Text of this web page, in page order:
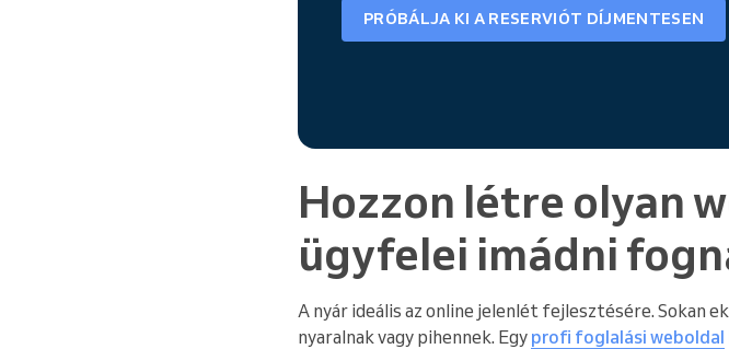
PRÓBÁLJA KI A RESERVIÓT DÍJMENTESEN
Hozzon létre olyan
ügyfelei imádni
A nyár ideális az online jelenlét fejlesztésére. Sokan
nyaralnak vagy pihennek. Egy profi foglalási weboldal